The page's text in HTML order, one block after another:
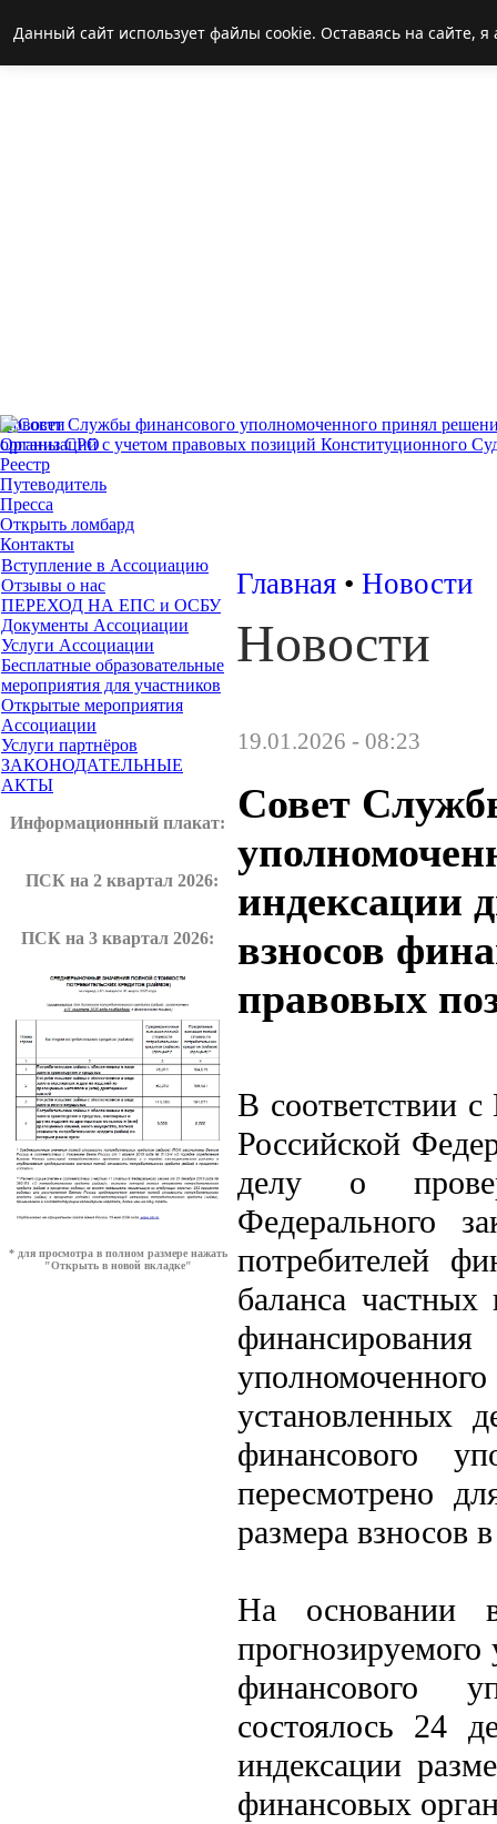
Новости
Органы СРО
Реестр
Путеводитель
Пресса
Открыть ломбард
Контакты
Вступление в Ассоциацию
Отзывы о нас
ПЕРЕХОД НА ЕПС и ОСБУ
Документы Ассоциации
Услуги Ассоциации
Бесплатные образовательные
мероприятия для участников
Открытые мероприятия
Ассоциации
Услуги партнёров
ЗАКОНОДАТЕЛЬНЫЕ
АКТЫ
Информационный плакат:
ПСК на 2 квартал 2026:
ПСК на 3 квартал 2026:
* для просмотра в полном размере нажать
"Открыть в новой вкладке"
Главная • Новости
Новости
19.01.2026 - 08:23
Совет
индексации
взносов
правовых
В соответствии
Российской
делу о
Федерального
потребителей
баланса
установленных
финансового
пересмотрено
размера взносов
На основании
финансового
состоялось 24
индексации
финансовых
Данный сайт использует файлы cookie. Оставаясь на сайте,